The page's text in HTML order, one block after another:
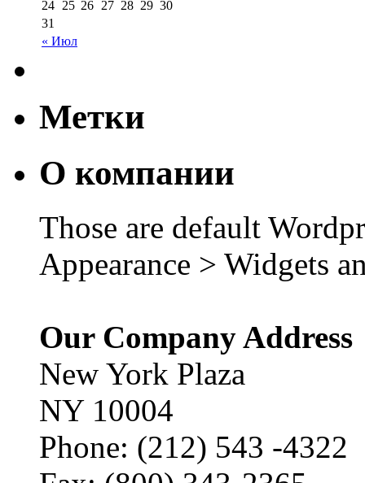
« Июл
24 25 26 27 28 29 30
31
Метки
О компании
Those are default
Appearance > Widgets
Our Company Address
New York Plaza
NY 10004
Phone: (212) 543 -4322